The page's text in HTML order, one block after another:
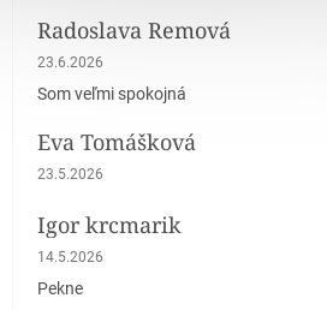
Radoslava Remová
Hodnotenie obchodu je 5 z 5 hviezdičiek.
23.6.2026
Som veľmi spokojná
Eva Tomášková
Hodnotenie obchodu je 5 z 5 hviezdičiek.
23.5.2026
Igor krcmarik
Hodnotenie obchodu je 5 z 5 hviezdičiek.
14.5.2026
Pekne